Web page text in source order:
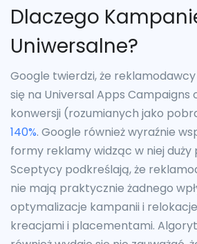
Dlaczego
Uniwersalne?
Google twierdzi, że
się na Universal Apps
konwersji (rozumianych jako
140%. Google również wyraźnie
formy reklamy widząc w niej duży
Sceptycy podkreślają, że
nie mają praktycznie żadnego
optymalizacje kampanii i
kreacjami i placementami.